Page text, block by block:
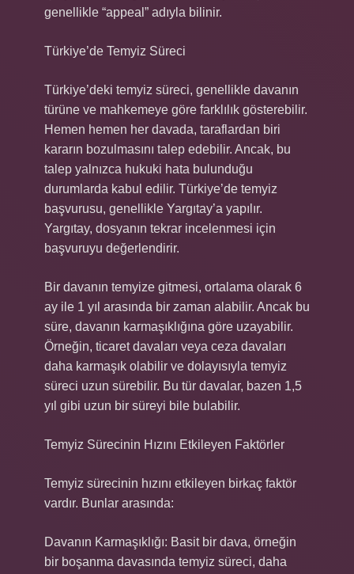
genellikle “appeal” adıyla bilinir.
Türkiye’de Temyiz Süreci
Türkiye’deki temyiz süreci, genellikle davanın
türüne ve mahkemeye göre farklılık gösterebilir.
Hemen hemen her davada, taraflardan biri
kararın bozulmasını talep edebilir. Ancak, bu
talep yalnızca hukuki hata bulunduğu
durumlarda kabul edilir. Türkiye’de temyiz
başvurusu, genellikle Yargıtay’a yapılır.
Yargıtay, dosyanın tekrar incelenmesi için
başvuruyu değerlendirir.
Bir davanın temyize gitmesi, ortalama olarak 6
ay ile 1 yıl arasında bir zaman alabilir. Ancak bu
süre, davanın karmaşıklığına göre uzayabilir.
Örneğin, ticaret davaları veya ceza davaları
daha karmaşık olabilir ve dolayısıyla temyiz
süreci uzun sürebilir. Bu tür davalar, bazen 1,5
yıl gibi uzun bir süreyi bile bulabilir.
Temyiz Sürecinin Hızını Etkileyen Faktörler
Temyiz sürecinin hızını etkileyen birkaç faktör
vardır. Bunlar arasında:
Davanın Karmaşıklığı: Basit bir dava, örneğin
bir boşanma davasında temyiz süreci, daha